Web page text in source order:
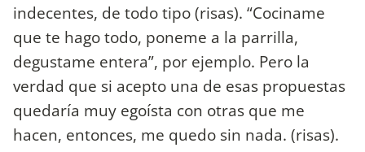
indecentes, de todo tipo (risas). “Cociname
que te hago todo, poneme a la parrilla,
degustame entera”, por ejemplo. Pero la
verdad que si acepto una de esas propuestas
quedaría muy egoísta con otras que me
hacen, entonces, me quedo sin nada. (risas).